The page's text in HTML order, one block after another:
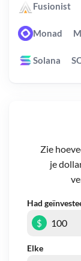
Zie
je
Had
Elke
$
Fusionist
Monad
Solana